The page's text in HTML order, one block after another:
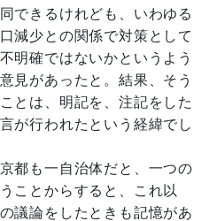
できるけれども、いわゆる
減少との関係で対策として
明確ではないかというよう
見があったと。結果、そう
とは、明記を、注記をした
が行われたという経緯でし
都も一自治体だと、一つの
ことからすると、これ以
議論をしたときも記憶があ